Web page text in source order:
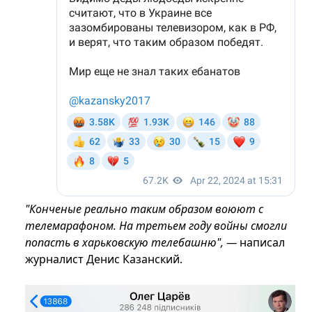
"Конченые реально таким образом воюют с
телемарафоном. На третьем году войны смогли
попасть в харьковскую телебашню", — написал
журналист Денис Казанский.